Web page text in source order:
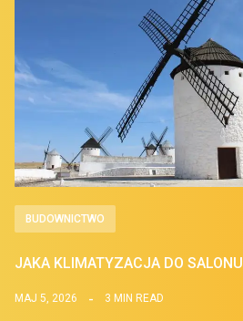
BUDOWNICTWO
JAKA KLIMATYZACJA DO SALONU
MAJ 5, 2026 3 MIN READ